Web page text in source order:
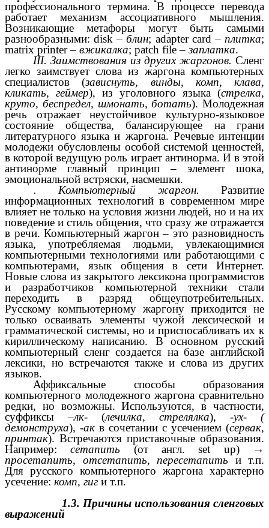
профессионального термина. В процессе перевода
работает механизм ассоциативного мышления.
Возникающие метафоры могут быть самыми
разнообразными: disk –блин; adapter card – плитка;
matrix printer – вжикалка; patch file –заплатка.
III. Заимствования из других жаргонов. Сленг
легко заимствует слова из жаргона компьютерных
специалистов (зависнуть, винды, комп, клава,
кликать, геймер), из уголовного языка (стрелка,
круто, беспредел, шмонать, ботать). Молодежная
речь отражает неустойчивое культурно-языковое
состояние общества, балансирующее на грани
литературного языка и жаргона. Речевые интенции
молодежи обусловлены особой системой ценностей,
в которой ведущую роль играет антинорма. И в этой
антинорме главный принцип – элемент шока,
эмоциональной встряски, насмешки.
. Компьютерный жаргон. Развитие
информационных технологий в современном мире
влияет не только на условия жизни людей, но и на их
поведение и стиль общения, что сразу же отражается
в речи. Компьютерный жаргон – это разновидность
языка, употребляемая людьми, увлекающимися
компьютерными технологиями или работающими с
компьютерами, язык общения в сети Интернет.
Новые слова из закрытого лексикона программистов
и разработчиков компьютерной техники стали
переходить в разряд общеупотребительных.
Русскому компьютерному жаргону приходится не
только осваивать элементы чужой лексической и
грамматической системы, но и приспосабливать их к
кириллическому написанию. В основном русский
компьютерный сленг создается на базе английской
лексики, но встречаются также и слова из других
языков.
Аффиксальные способы образования
компьютерного молодежного жаргона сравнительно
редки, но возможны. Используются, в частности,
суффиксы–лк- (лечилка, стрелялка), -ух- (
демонструха), -ак в сочетании с усечением (сервак,
принтак). Встречаются приставочные образования.
Например:сетапить (от англ. set up) →
просетапить, отсетапить, пересетапитьи т.п.
Для русского компьютерного жаргона характерно
усечение: комп, гиг и т.п.
1.3. Причины использования сленговых
выражений